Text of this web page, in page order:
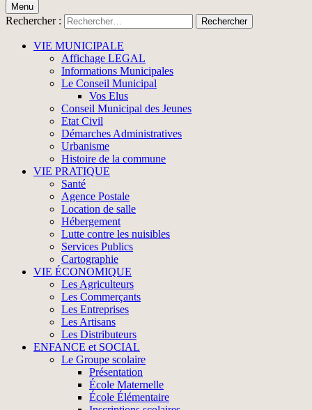
Menu
Rechercher :
VIE MUNICIPALE
Affichage LEGAL
Informations Municipales
Le Conseil Municipal
Vos Elus
Conseil Municipal des Jeunes
Etat Civil
Démarches Administratives
Urbanisme
Histoire de la commune
VIE PRATIQUE
Santé
Agence Postale
Location de salle
Hébergement
Lutte contre les nuisibles
Services Publics
Cartographie
VIE ÉCONOMIQUE
Les Agriculteurs
Les Commerçants
Les Entreprises
Les Artisans
Les Distributeurs
ENFANCE et SOCIAL
Le Groupe scolaire
Présentation
École Maternelle
École Élémentaire